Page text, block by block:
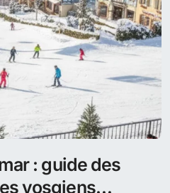
: guide des
vosgiens